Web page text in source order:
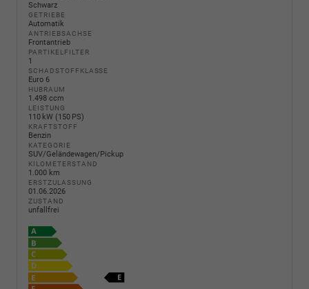
Schwarz
GETRIEBE
Automatik
ANTRIEBSACHSE
Frontantrieb
PARTIKELFILTER
1
SCHADSTOFFKLASSE
Euro 6
HUBRAUM
1.498 ccm
LEISTUNG
110 kW (150 PS)
KRAFTSTOFF
Benzin
KATEGORIE
SUV/Geländewagen/Pickup
KILOMETERSTAND
1.000 km
ERSTZULASSUNG
01.06.2026
ZUSTAND
unfallfrei